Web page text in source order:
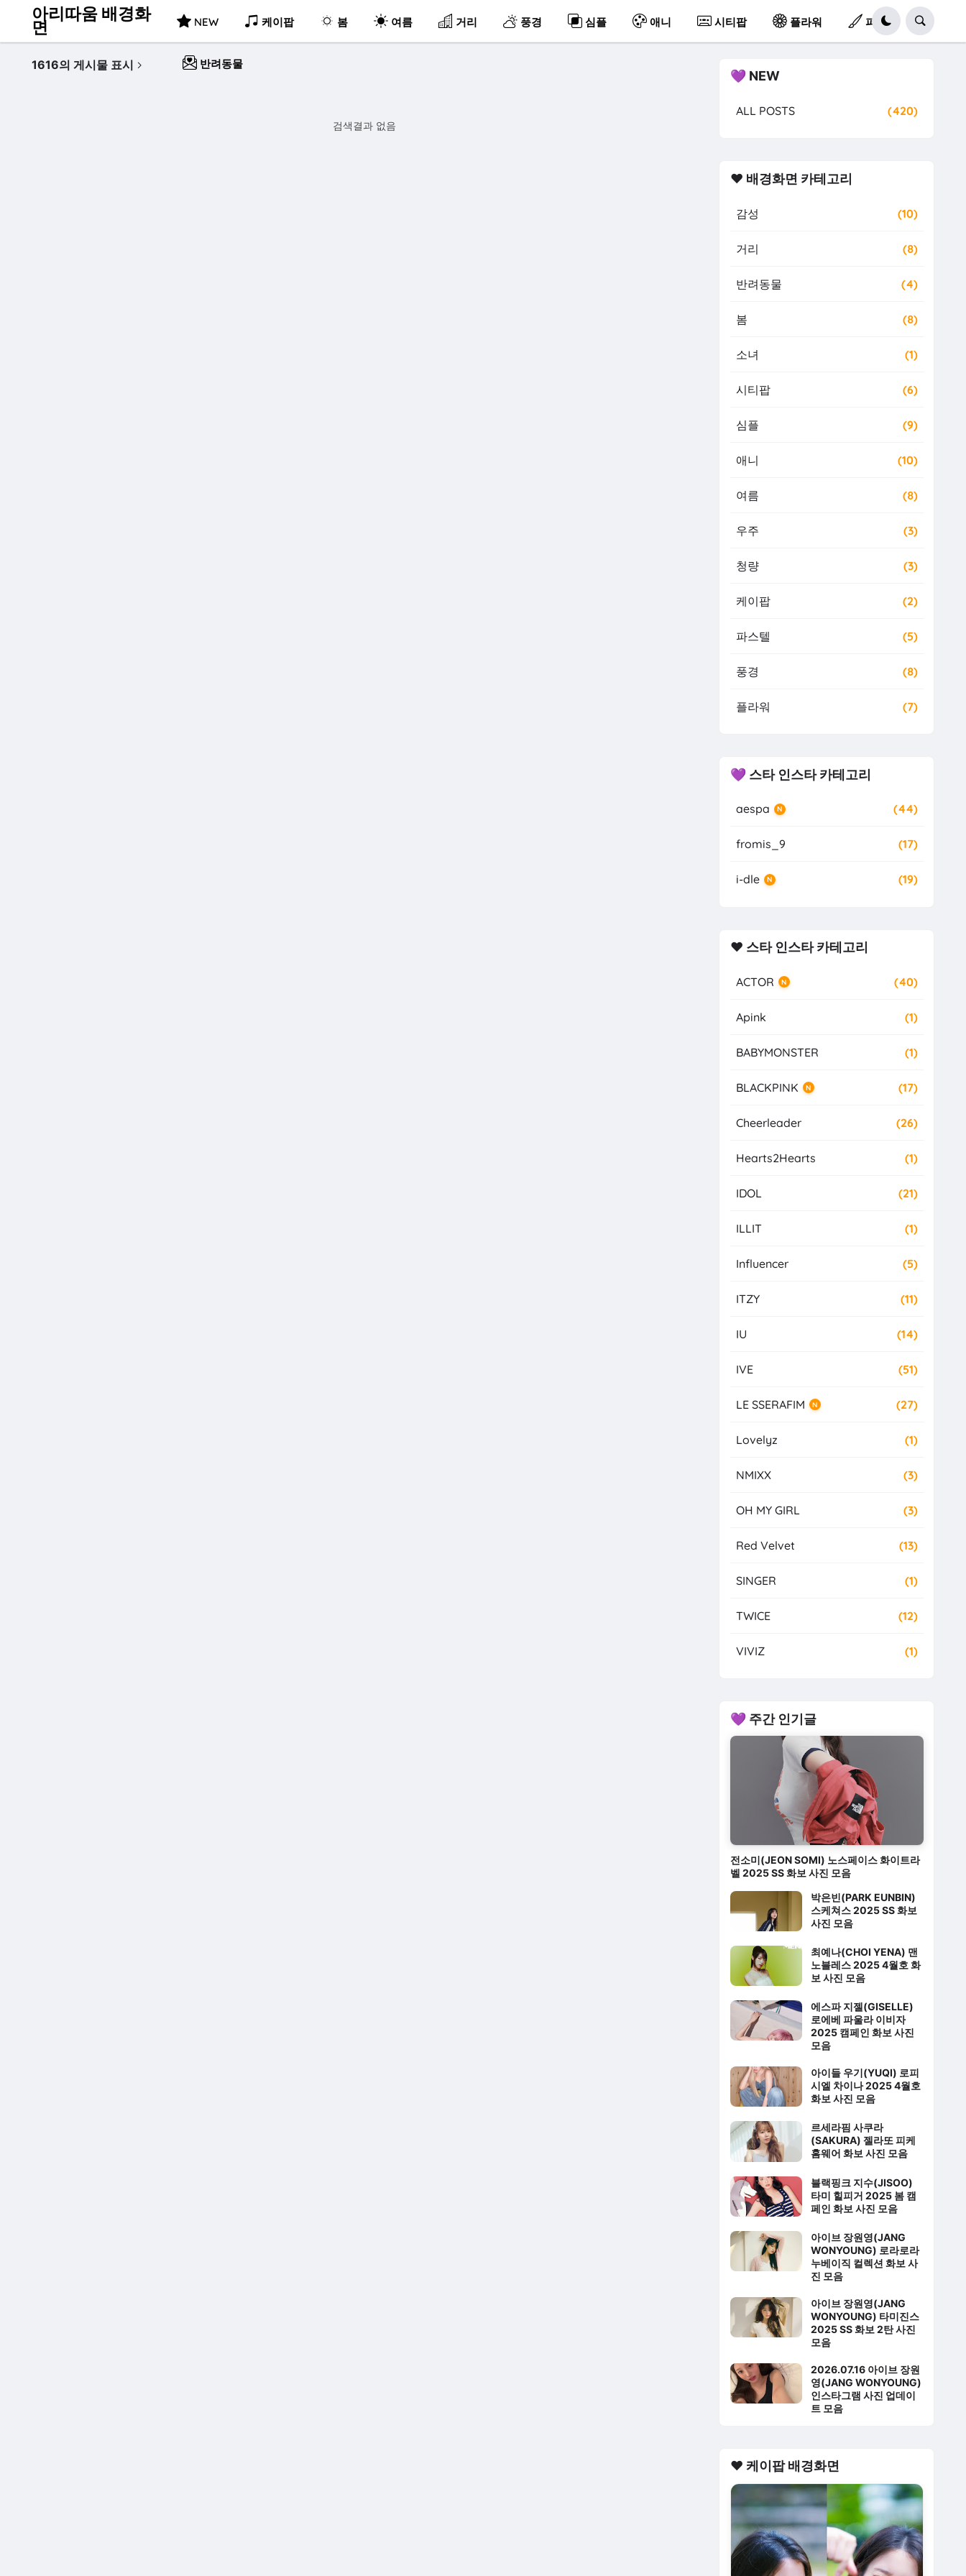
아리따움 배경화
면 NEW 케이팝 봄 여름 거리 풍경 심플 애니 시티팝 플라워 파스텔
반려동물
1616의 게시물 표시
검색결과 없음
💜 NEW
ALL POSTS (420)
❤️ 배경화면 카테고리
감성 (10)
거리 (8)
반려동물 (4)
봄 (8)
소녀 (1)
시티팝 (6)
심플 (9)
애니 (10)
여름 (8)
우주 (3)
청량 (3)
케이팝 (2)
파스텔 (5)
풍경 (8)
플라워 (7)
💜 스타 인스타 카테고리
aespa N (44)
fromis_9 (17)
i-dle N (19)
❤️ 스타 인스타 카테고리
ACTOR N (40)
Apink (1)
BABYMONSTER (1)
BLACKPINK N (17)
Cheerleader (26)
Hearts2Hearts (1)
IDOL (21)
ILLIT (1)
Influencer (5)
ITZY (11)
IU (14)
IVE (51)
LE SSERAFIM N (27)
Lovelyz (1)
NMIXX (3)
OH MY GIRL (3)
Red Velvet (13)
SINGER (1)
TWICE (12)
VIVIZ (1)
💜 주간 인기글
전소미(JEON SOMI) 노스페이스 화이트라
벨 2025 SS 화보 사진 모음
박은빈(PARK EUNBIN)
스케쳐스 2025 SS 화보
사진 모음
최예나(CHOI YENA) 맨
노블레스 2025 4월호 화
보 사진 모음
에스파 지젤(GISELLE)
로에베 파울라 이비자
2025 캠페인 화보 사진
모음
아이들 우기(YUQI) 로피
시엘 차이나 2025 4월호
화보 사진 모음
르세라핌 사쿠라
(SAKURA) 젤라또 피케
홈웨어 화보 사진 모음
블랙핑크 지수(JISOO)
타미 힐피거 2025 봄 캠
페인 화보 사진 모음
아이브 장원영(JANG
WONYOUNG) 로라로라
누베이직 컬렉션 화보 사
진 모음
아이브 장원영(JANG
WONYOUNG) 타미진스
2025 SS 화보 2탄 사진
모음
2026.07.16 아이브 장원
영(JANG WONYOUNG)
인스타그램 사진 업데이
트 모음
❤️ 케이팝 배경화면